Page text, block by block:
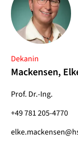
Dekanin
Mackensen,
Prof. Dr.-Ing.
+49 781 205-4770